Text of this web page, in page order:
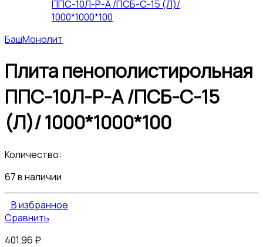
БашМонолит
Плита пенополистирольная
ППС-10Л-Р-А /ПСБ-С-15
(Л)/ 1000*1000*100
Количество:
67 в наличии
В избранное
Сравнить
401.96 ₽